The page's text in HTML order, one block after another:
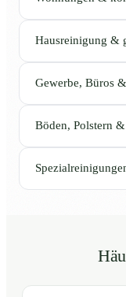
Hausreinigung &
Gewerbe, Büros
Böden, Polstern